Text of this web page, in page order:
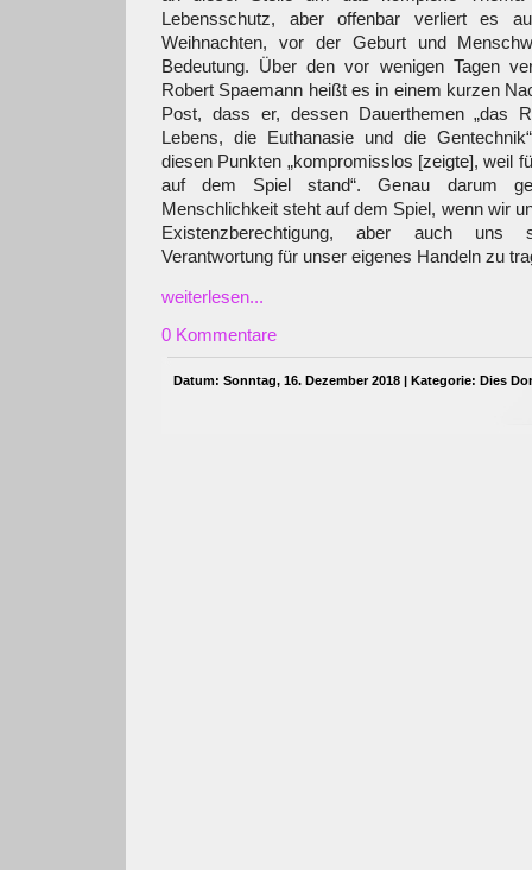
Lebensschutz, aber offenbar verliert es
Weihnachten, vor der Geburt und
Bedeutung. Über den vor wenigen Tagen
Robert Spaemann heißt es in einem kurzen
Post, dass er, dessen Dauerthemen „das
Lebens, die Euthanasie und die
diesen Punkten „kompromisslos [zeigte], weil
auf dem Spiel stand“. Genau darum
Menschlichkeit steht auf dem Spiel, wenn wir
Existenzberechtigung, aber auch uns
Verantwortung für unser eigenes Handeln zu
weiterlesen...
0 Kommentare
Datum: Sonntag, 16. Dezember 2018 | Kategorie: Dies